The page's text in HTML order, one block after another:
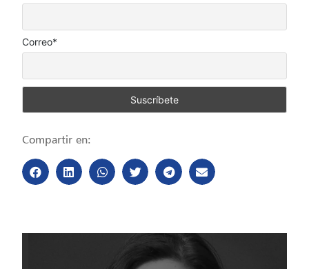
Correo*
Compartir en: